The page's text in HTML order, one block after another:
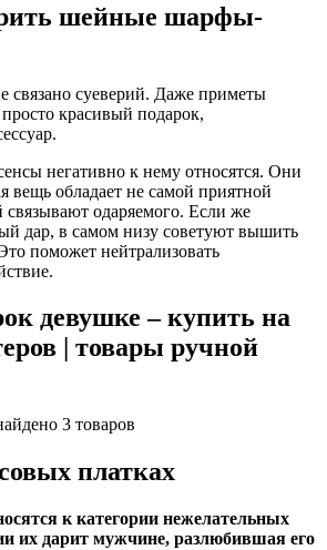
шейные шарфы-
суеверий. Даже приметы
красивый подарок,
негативно к нему относятся. Они
вещь обладает не самой приятной
связывают одаряемого. Если же
дар, в самом низу советуют вышить
поможет нейтрализовать
девушке – купить на
| товары ручной
3 товаров
платках
к категории нежелательных
их дарит мужчине, разлюбившая его